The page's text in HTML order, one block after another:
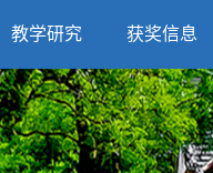
教学研究 获奖信息